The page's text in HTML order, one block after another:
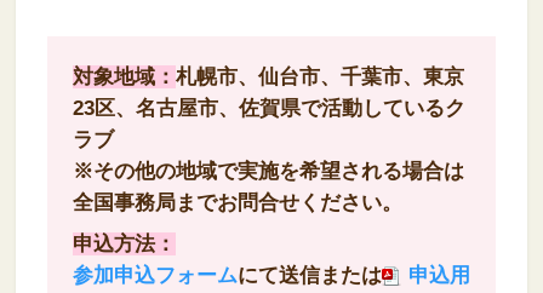
対象地域： 札幌市、仙台市、千葉市、東京
23区、名古屋市、佐賀県で活動しているク
ラブ
※その他の地域で実施を希望される場合は
全国事務局までお問合せください。
申込方法：
参加申込フォームにて送信または
申込用